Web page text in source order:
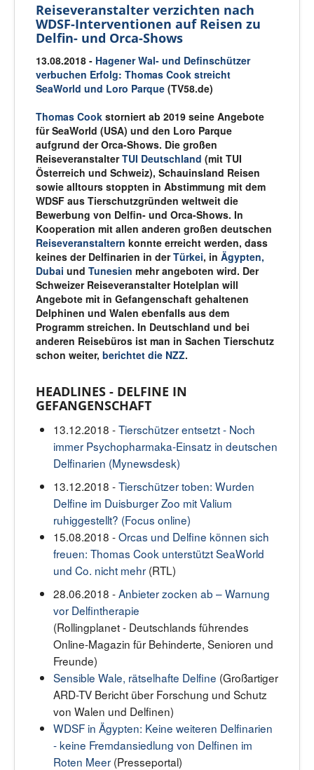
Reiseveranstalter verzichten nach
WDSF-Interventionen auf Reisen zu
Delfin- und Orca-Shows
13.08.2018 - Hagener Wal- und Definschützer
verbuchen Erfolg: Thomas Cook streicht
SeaWorld und Loro Parque (TV58.de)
Thomas Cook storniert ab 2019 seine Angebote
für SeaWorld (USA) und den Loro Parque
aufgrund der Orca-Shows. Die großen
ReiseveranstalterTUI Deutschland (mit TUI
Österreich und Schweiz), Schauinsland Reisen
sowie alltours stoppten in Abstimmung mit dem
WDSF aus Tierschutzgründen weltweit die
Bewerbung von Delfin- und Orca-Shows. In
Kooperation mit allen anderen großen deutschen
Reiseveranstaltern konnte erreicht werden, dass
keines der Delfinarien in derTürkei, in Ägypten,
Dubai und Tunesien mehr angeboten wird. Der
Schweizer Reiseveranstalter Hotelplan will
Angebote mit in Gefangenschaft gehaltenen
Delphinen und Walen ebenfalls aus dem
Programm streichen. In Deutschland und bei
anderen Reisebüros ist man in Sachen Tierschutz
schon weiter, berichtet die NZZ.
HEADLINES - DELFINE IN
GEFANGENSCHAFT
13.12.2018 -Tierschützer entsetzt - Noch
immer Psychopharmaka-Einsatz in deutschen
Delfinarien (Mynewsdesk)
13.12.2018 -Tierschützer toben: Wurden
Delfine im Duisburger Zoo mit Valium
ruhiggestellt? (Focus online)
15.08.2018 -Orcas und Delfine können sich
freuen: Thomas Cook unterstützt SeaWorld
und Co. nicht mehr (RTL)
28.06.2018 -Anbieter zocken ab – Warnung
vor Delfintherapie
(Rollingplanet - Deutschlands führendes
Online-Magazin für Behinderte, Senioren und
Freunde)
Sensible Wale, rätselhafte Delfine (Großartiger
ARD-TV Bericht über Forschung und Schutz
von Walen und Delfinen)
WDSF in Ägypten: Keine weiteren Delfinarien
- keine Fremdansiedlung von Delfinen im
Roten Meer (Presseportal)